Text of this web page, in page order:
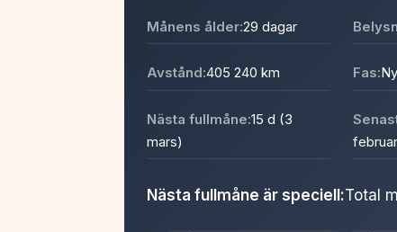
Månens ålder:29 dagar
Avstånd:405 240 km Fas:
Nästa fullmåne:15 d (3
mars)
Nästa fullmåne är speciell:Total